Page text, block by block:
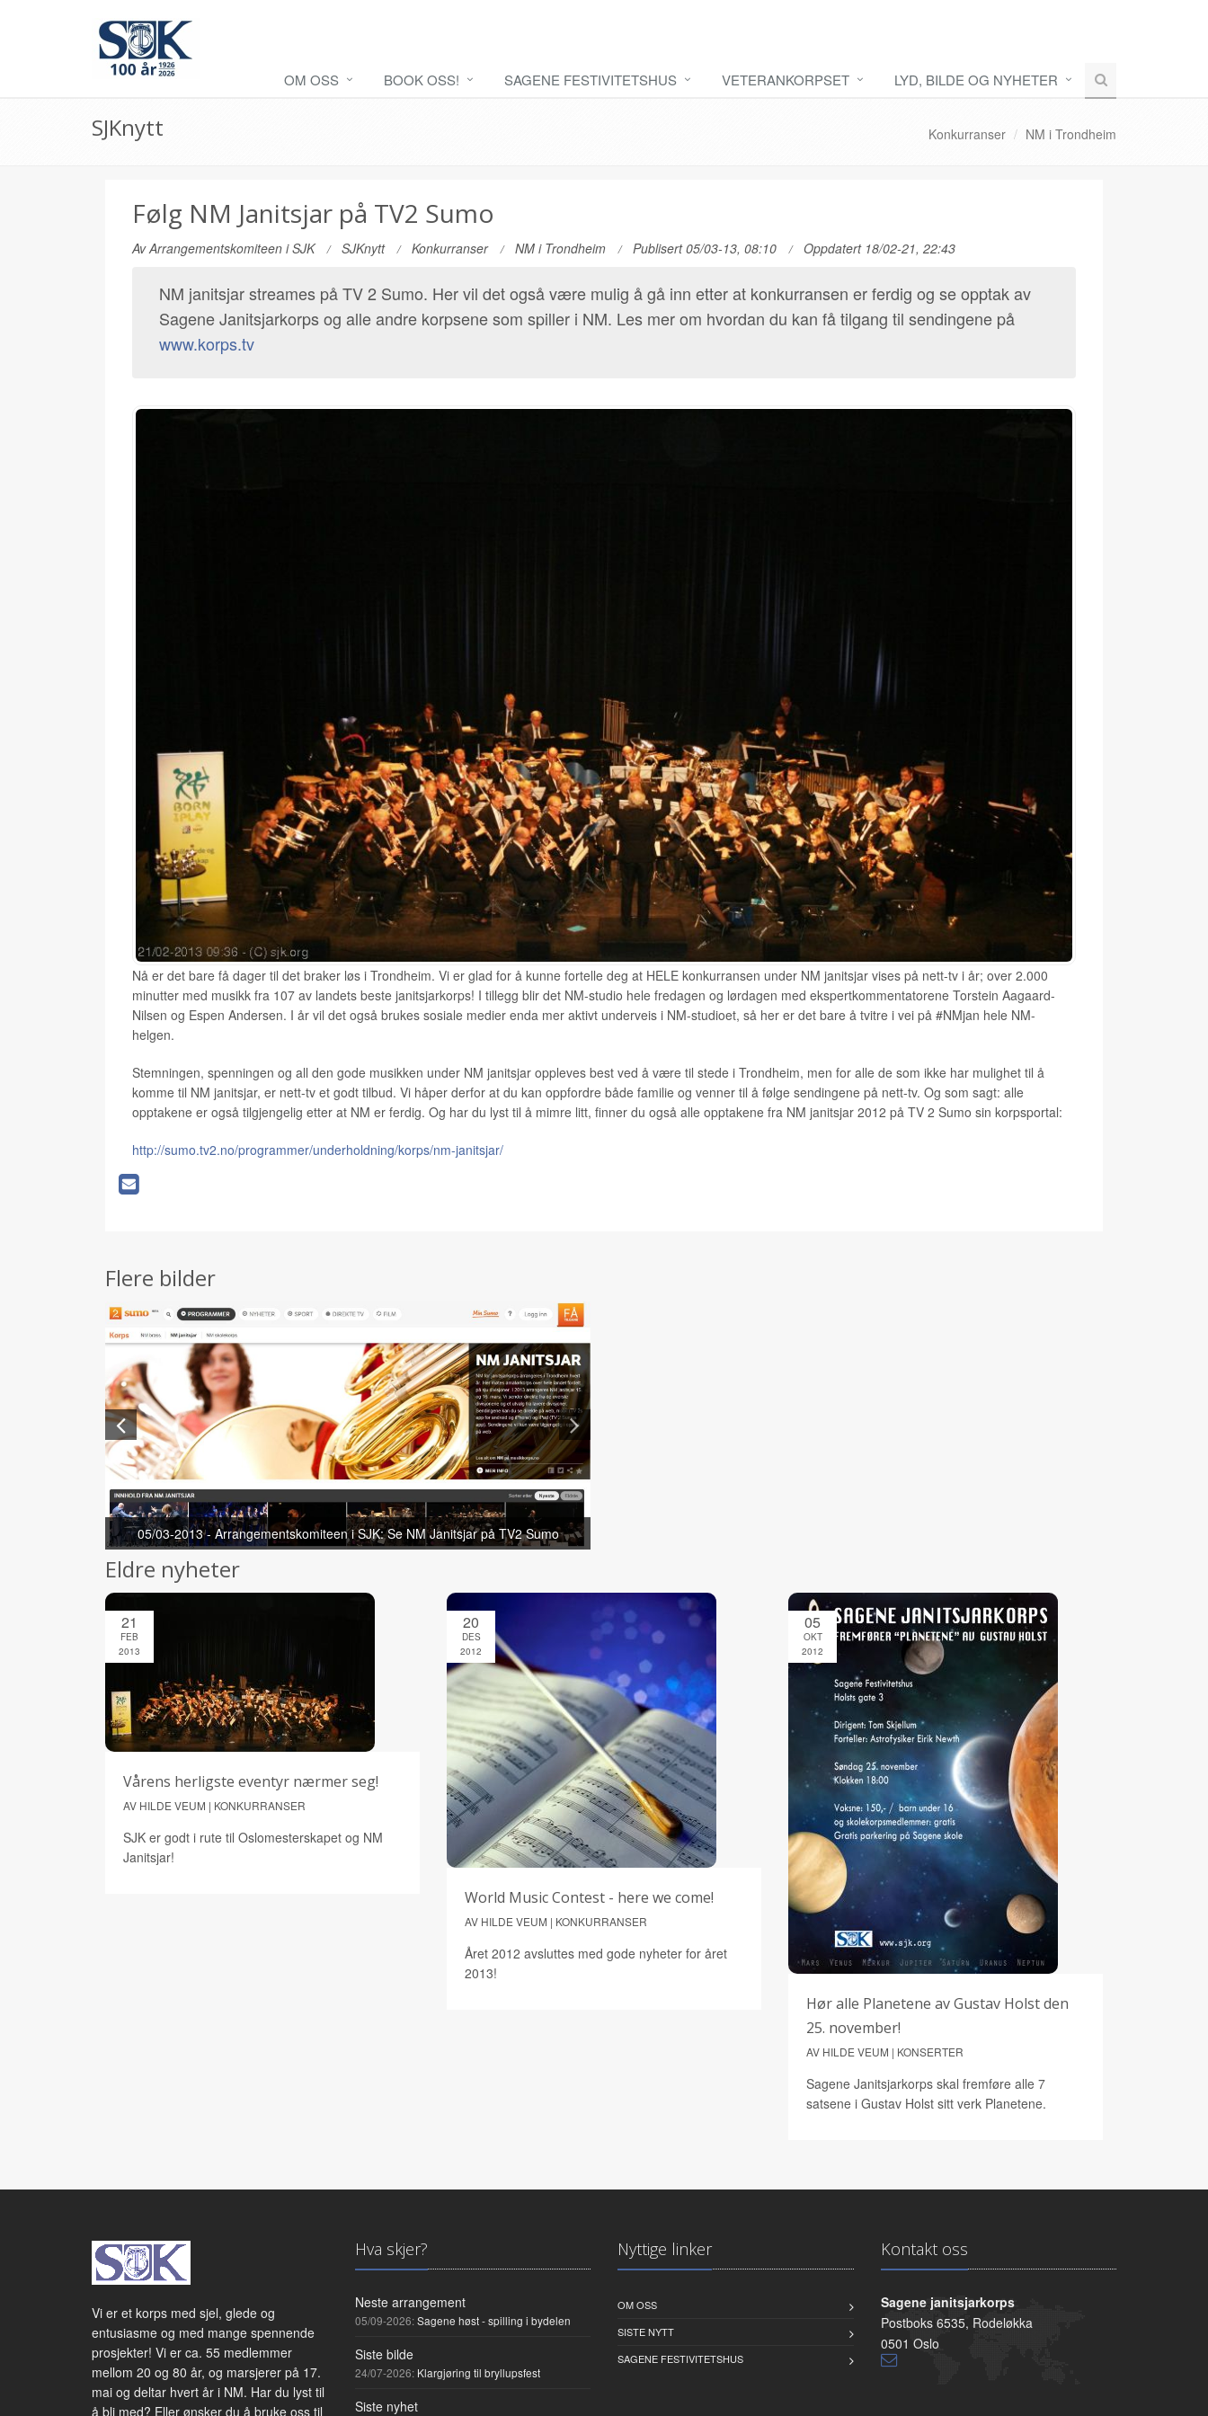
OM OSS BOOK OSS! SAGENE FESTIVITETSHUS VETERANKORPSET LYD, BILDE OG NYHETER
SJKnytt Konkurranser NM i Trondheim
Følg NM Janitsjar på TV2 Sumo
AvArrangementskomiteen i SJK SJKnytt Konkurranser NM i Trondheim Publisert 05/03-13, 08:10 Oppdatert 18/02-21, 22:43
NM janitsjar streames på TV 2 Sumo. Her vil det også være mulig å gå inn etter at konkurransen er ferdig og se opptak av
Sagene Janitsjarkorps og alle andre korpsene som spiller i NM. Les mer om hvordan du kan få tilgang til sendingene på
www.korps.tv
Nå er det bare få dager til det braker løs i Trondheim. Vi er glad for å kunne fortelle deg at HELE konkurransen under NM janitsjar vises på nett-tv i år; over 2.000
minutter med musikk fra 107 av landets beste janitsjarkorps! I tillegg blir det NM-studio hele fredagen og lørdagen med ekspertkommentatorene Torstein Aagaard-
Nilsen og Espen Andersen. I år vil det også brukes sosiale medier enda mer aktivt underveis i NM-studioet, så her er det bare å tvitre i vei på #NMjan hele NM-
helgen.
Stemningen, spenningen og all den gode musikken under NM janitsjar oppleves best ved å være til stede i Trondheim, men for alle de som ikke har mulighet til å
komme til NM janitsjar, er nett-tv et godt tilbud. Vi håper derfor at du kan oppfordre både familie og venner til å følge sendingene på nett-tv. Og som sagt: alle
opptakene er også tilgjengelig etter at NM er ferdig. Og har du lyst til å mimre litt, finner du også alle opptakene fra NM janitsjar 2012 på TV 2 Sumo sin korpsportal:
http://sumo.tv2.no/programmer/underholdning/korps/nm-janitsjar/
Flere bilder
05/03-2013 - Arrangementskomiteen i SJK: Se NM Janitsjar på TV2 Sumo
Eldre nyheter
21
FEB
2013
Vårens herligste eventyr nærmer seg!
AV HILDE VEUM | KONKURRANSER
SJK er godt i rute til Oslomesterskapet og NM
Janitsjar!
20
DES
2012
World Music Contest - here we come!
AV HILDE VEUM | KONKURRANSER
Året 2012 avsluttes med gode nyheter for året
2013!
05
OKT
2012
Hør alle Planetene av Gustav Holst den
25. november!
AV HILDE VEUM | KONSERTER
Sagene Janitsjarkorps skal fremføre alle 7
satsene i Gustav Holst sitt verk Planetene.
Vi er et korps med sjel, glede og
entusiasme og med mange spennende
prosjekter! Vi er ca. 55 medlemmer
mellom 20 og 80 år, og marsjerer på 17.
mai og deltar hvert år i NM. Har du lyst til
å bli med? Eller ønsker du å bruke oss til
Hva skjer?
Neste arrangement
05/09-2026:Sagene høst - spilling i bydelen
Siste bilde
24/07-2026: Klargjøring til bryllupsfest
Siste nyhet
Nyttige linker
OM OSS
SISTE NYTT
SAGENE FESTIVITETSHUS
Kontakt oss
Sagene janitsjarkorps
Postboks 6535, Rodeløkka
0501 Oslo